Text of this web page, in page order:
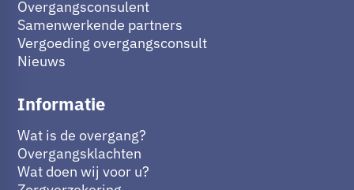
Overgangsconsulent
Samenwerkende partners
Vergoeding overgangsconsult
Nieuws
Informatie
Wat is de overgang?
Overgangsklachten
Wat doen wij voor u?